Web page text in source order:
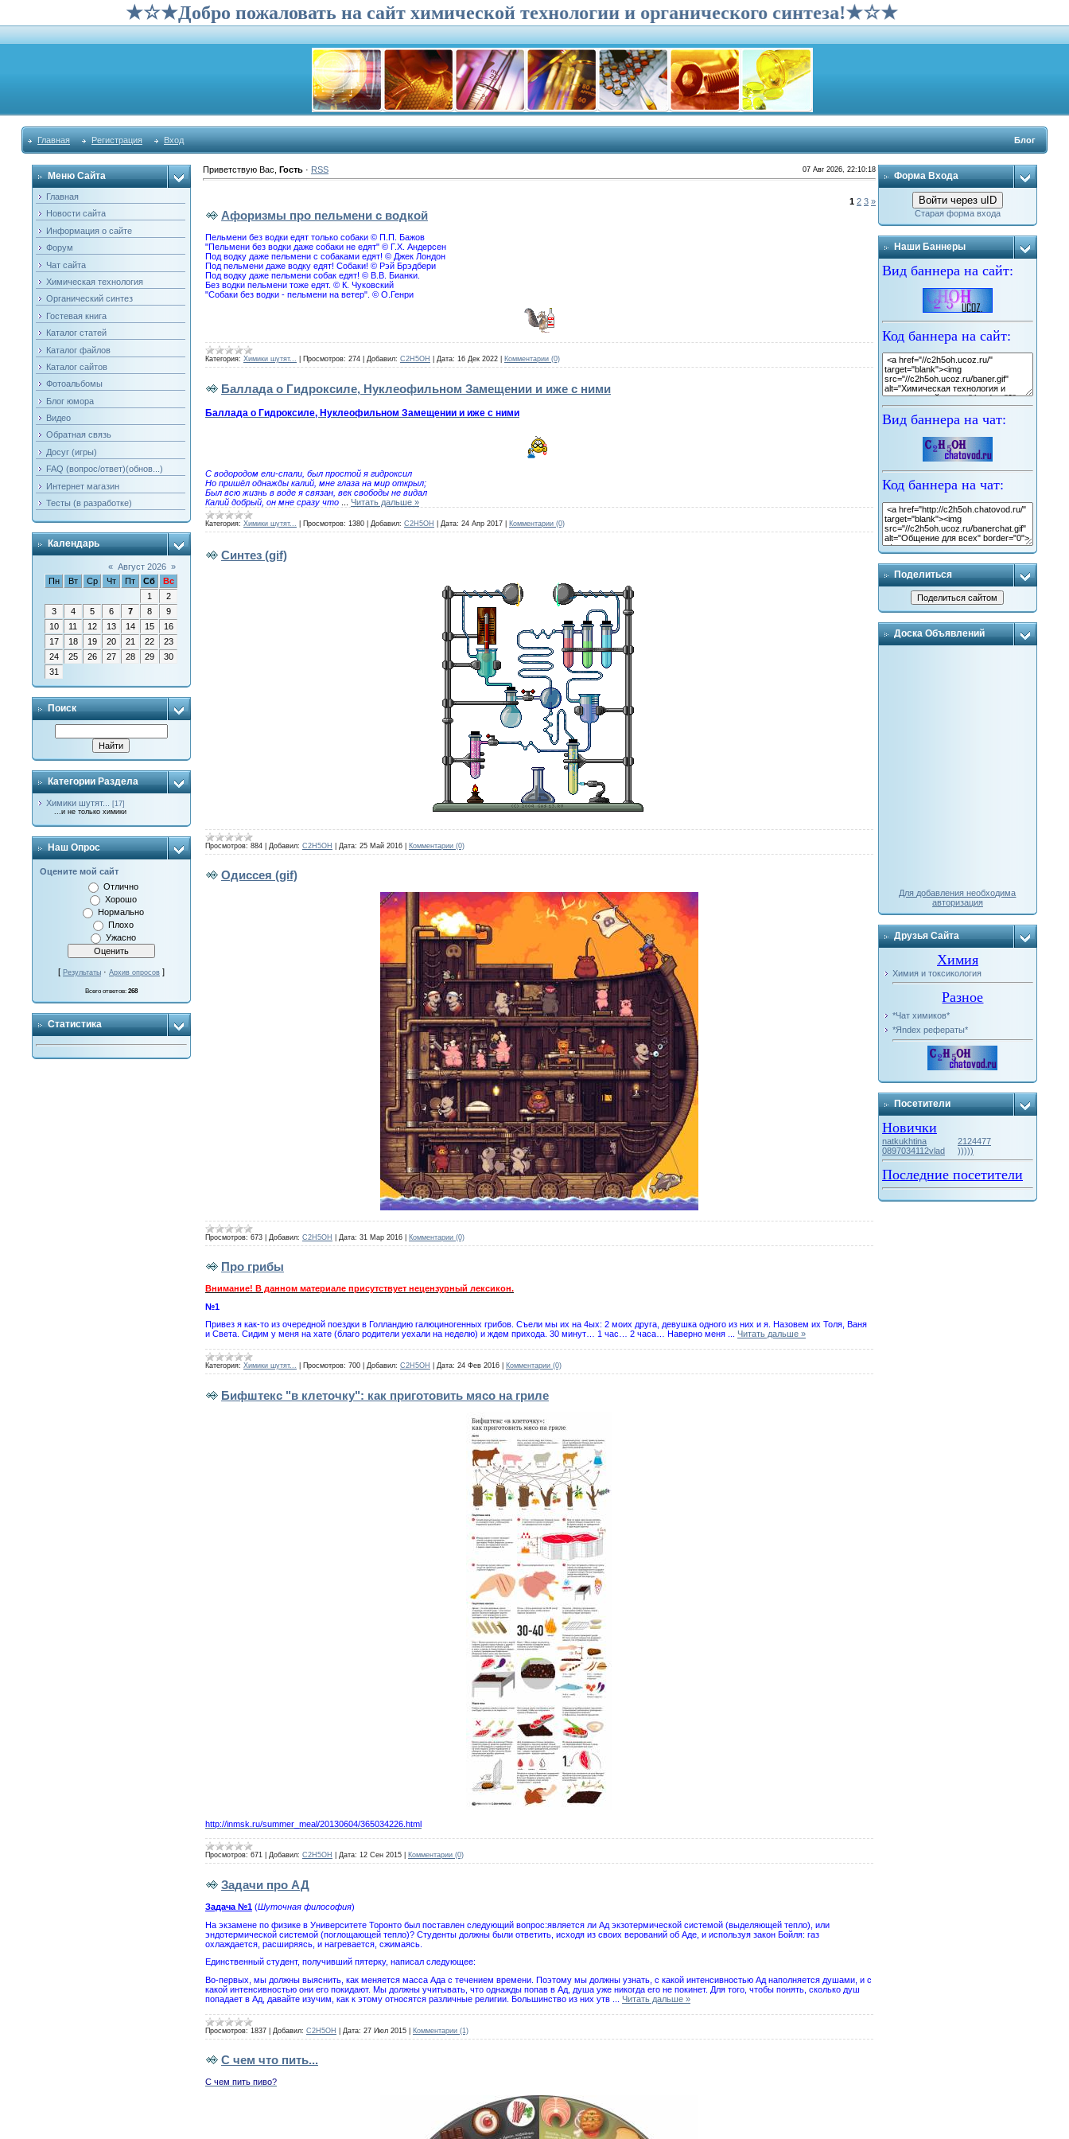
★☆★Добро пожаловать на сайт химической технологии и органического синтеза!★☆★
Главная Регистрация Вход Блог
Меню Сайта
Главная
Новости сайта
Информация о сайте
Форум
Чат сайта
Химическая технология
Органический синтез
Гостевая книга
Каталог статей
Каталог файлов
Каталог сайтов
Фотоальбомы
Блог юмора
Видео
Обратная связь
Досуг (игры)
FAQ (вопрос/ответ)(обнов...)
Интернет магазин
Тесты (в разработке)
Календарь
« Август 2026 »
Пн
Вт Ср Чт Пт Сб
Вс
1
2
3
4 5 6 7 8
9
10
11 12 13 14 15
16
17
18 19 20 21 22
23
24
25 26 27 28 29
30
31
Поиск
Категории Раздела
Химики шутят...
[17]
...и не только химики
Наш Опрос
Оцените мой сайт
Отлично
Хорошо
Нормально
Плохо
Ужасно
[ Результаты· Архив опросов]
Всего ответов: 268
Статистика
Приветствую Вас Гость· RSS 07 Авг 2026, 22:10:18
1 2 3 »
Афоризмы про пельмени с водкой
Пельмени без водки едят только собаки © П.П. Бажов
"Пельмени без водки даже собаки не едят" © Г.Х. Андерсен
Под водку даже пельмени с собаками едят! © Джек Лондон
Под пельмени даже водку едят! Собаки! © Рэй Брэдбери
Под водку даже пельмени собак едят! © В.В. Бианки.
Без водки пельмени тоже едят. © К. Чуковский
"Собаки без водки - пельмени на ветер". © О.Генри
Категория: Химики шутят... Просмотров: 274 Добавил: C2H5OH Дата: 16 Дек 2022 Комментарии (0)
Баллада о Гидроксиле, Нуклеофильном Замещении и иже с ними
Баллада о Гидроксиле, Нуклеофильном Замещении и иже с ними
С водородом ели-спали, был простой я гидроксил
Но пришёл однажды калий, мне глаза на мир открыл;
Был всю жизнь в воде я связан, век свободы не видал
Калий добрый, он мне сразу что
Читать дальше »
Категория: Химики шутят... Просмотров: 1380 Добавил: C2H5OH Дата: 24 Апр 2017 Комментарии (0)
Синтез (gif)
Просмотров: 884 Добавил: C2H5OH Дата: 25 Май 2016 Комментарии (0)
Одиссея (gif)
Просмотров: 673 Добавил: C2H5OH Дата: 31 Мар 2016 Комментарии (0)
Про грибы
Внимание! В данном материале присутствует нецензурный лексикон.
№1
​Привез я как-то из очередной поездки в Голландию галюциногенных грибов. Съели мы их на 4ых: 2 моих друга, девушка одного из них и я. Назовем их Толя, Ваня
и Света. Сидим у меня на хате (благо родители уехали на неделю) и ждем прихода. 30 минут… 1 час… 2 часа… Наверно меня
Читать дальше »
Категория: Химики шутят... Просмотров: 700 Добавил: C2H5OH Дата: 24 Фев 2016 Комментарии (0)
Бифштекс "в клеточку": как приготовить мясо на гриле
http://inmsk.ru/summer_meal/20130604/365034226.html
Просмотров: 671 Добавил: C2H5OH Дата: 12 Сен 2015 Комментарии (0)
Задачи про АД
Задача №1(Шуточная философия)
На экзамене по физике в Университете Торонто был поставлен следующий вопрос:является ли Ад экзотермической системой (выделяющей тепло), или
эндотермической системой (поглощающей тепло)? Студенты должны были ответить, исходя из своих верований об Аде, и используя закон Бойля: газ
охлаждается, расширяясь, и нагревается, сжимаясь.
Единственный студент, получивший пятерку, написал следующее:
Во-первых, мы должны выяснить, как меняется масса Ада с течением времени. Поэтому мы должны узнать, с какой интенсивностью Ад наполняется душами, и с
какой интенсивностью они его покидают. Мы должны учитывать, что однажды попав в Ад, душа уже никогда его не покинет. Для того, чтобы понять, сколько душ
попадает в Ад, давайте изучим, как к этому относятся различные религии. Большинство из них утв
Читать дальше »
Просмотров: 1837 Добавил: C2H5OH Дата: 27 Июл 2015 Комментарии (1)
С чем что пить...
С чем пить пиво?
Форма Входа
Войти через uID
Старая форма входа
Наши Баннеры
Вид баннера на сайт:
Код баннера на сайт:
Вид баннера на чат:
Код баннера на чат:
Поделиться
Доска Объявлений
Для добавления необходима
авторизация
Друзья Сайта
Химия
Химия и токсикология
Разное
*Чат химиков*
*Яndex рефераты*
Посетители
Новички
natkukhtina
2124477
0897034112vlad
)))))
Последние посетители